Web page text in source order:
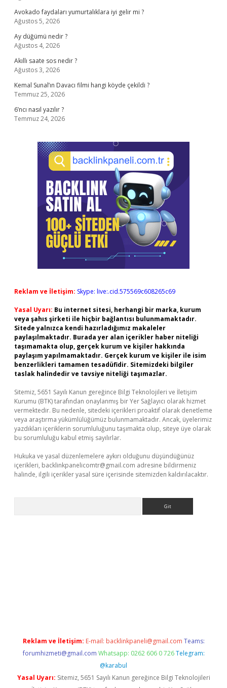
Avokado faydaları yumurtalıklara iyi gelir mi ?
Ağustos 5, 2026
Ay düğümü nedir ?
Ağustos 4, 2026
Akıllı saate sos nedir ?
Ağustos 3, 2026
Kemal Sunal’ın Davacı filmi hangi köyde çekildi ?
Temmuz 25, 2026
6’ncı nasıl yazılır ?
Temmuz 24, 2026
Reklam ve İletişim: Skype: live:.cid.575569c608265c69
Yasal Uyarı: Bu internet sitesi, herhangi bir marka, kurum
veya şahıs şirketi ile hiçbir bağlantısı bulunmamaktadır.
Sitede yalnızca kendi hazırladığımız makaleler
paylaşılmaktadır. Burada yer alan içerikler haber niteliği
taşımamakta olup, gerçek kurum ve kişiler hakkında
paylaşım yapılmamaktadır. Gerçek kurum ve kişiler ile isim
benzerlikleri tamamen tesadüfidir. Sitemizdeki bilgiler
taslak halindedir ve tavsiye niteliği taşımazlar.
Sitemiz, 5651 Sayılı Kanun gereğince Bilgi Teknolojileri ve İletişim
Kurumu (BTK) tarafından onaylanmış bir Yer Sağlayıcı olarak hizmet
vermektedir. Bu nedenle, sitedeki içerikleri proaktif olarak denetleme
veya araştırma yükümlülüğümüz bulunmamaktadır. Ancak, üyelerimiz
yazdıkları içeriklerin sorumluluğunu taşımakta olup, siteye üye olarak
bu sorumluluğu kabul etmiş sayılırlar.
Hukuka ve yasal düzenlemelere aykırı olduğunu düşündüğünüz
içerikleri, backlinkpanelicomtr@gmail.com adresine bildirmeniz
halinde, ilgili içerikler yasal süre içerisinde sitemizden kaldırılacaktır.
Reklam ve İletişim: E-mail: backlinkpaneli@gmail.com Teams:
forumhizmeti@gmail.com Whatsapp: 0262 606 0 726 Telegram:
@karabul
Yasal Uyarı: Sitemiz, 5651 Sayılı Kanun gereğince Bilgi Teknolojileri